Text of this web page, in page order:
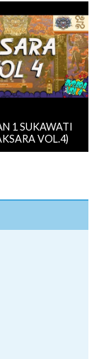
1 SUKAWATI
VOL.4)